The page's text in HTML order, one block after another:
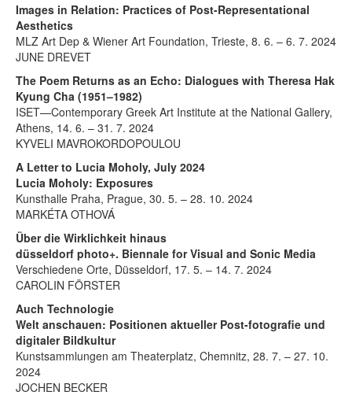
Images in Relation: Practices of Post-Representational
Aesthetics
MLZ Art Dep & Wiener Art Foundation, Trieste, 8. 6. – 6. 7. 2024
JUNE DREVET
The Poem Returns as an Echo: Dialogues with Theresa Hak
Kyung Cha (1951–1982)
ISET—Contemporary Greek Art Institute at the National Gallery,
Athens, 14. 6. – 31. 7. 2024
KYVELI MAVROKORDOPOULOU
A Letter to Lucia Moholy, July 2024
Lucia Moholy: Exposures
Kunsthalle Praha, Prague, 30. 5. – 28. 10. 2024
MARKÉTA OTHOVÁ
Über die Wirklichkeit hinaus
düsseldorf photo+. Biennale for Visual and Sonic Media
Verschiedene Orte, Düsseldorf, 17. 5. – 14. 7. 2024
CAROLIN FÖRSTER
Auch Technologie
Welt anschauen: Positionen aktueller Post-fotografie und
digitaler Bildkultur
Kunstsammlungen am Theaterplatz, Chemnitz, 28. 7. – 27. 10.
2024
JOCHEN BECKER